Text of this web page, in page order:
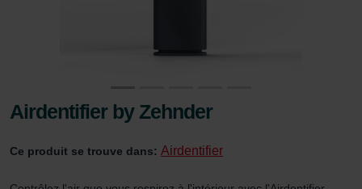
Airdentifier by Zehnder
Ce produit se trouve dans: Airdentifier